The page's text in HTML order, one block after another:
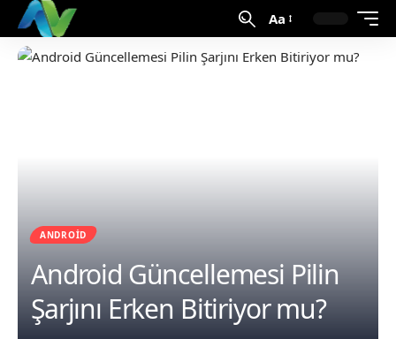
Aa
ANDROID
Android Güncellemesi Pilin
Şarjını Erken Bitiriyor mu?